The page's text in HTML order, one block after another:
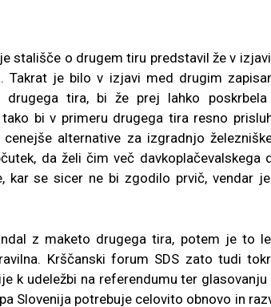
stališče o drugem tiru predstavil že v
Takrat je bilo v izjavi med drugim
tira, bi že prej lahko
tako bi v primeru drugega tira resno
alternative za izgradnjo
da želi čim več davkoplačevalskega
kar se sicer ne bi zgodilo prvič, vendar
z maketo drugega tira, potem je to
Krščanski forum SDS zato tudi
k udeležbi na referendumu ter
Slovenija potrebuje celovito obnovo in